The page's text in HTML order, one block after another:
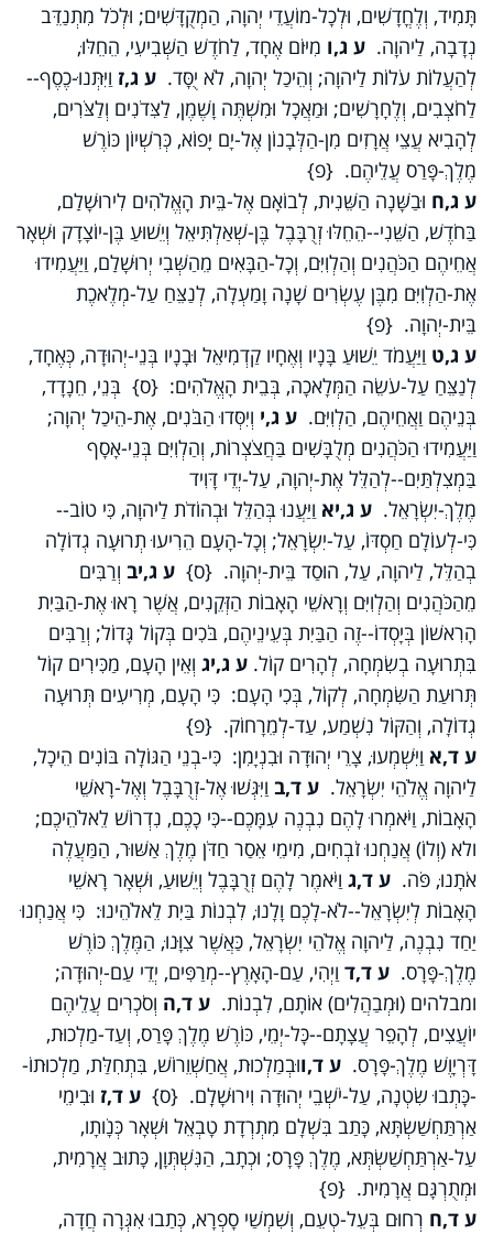
תָּמִיד, וְלֶחֳדָשִׁים, וּלְכָל-מוֹעֲדֵי יְהוָה, הַמְקֻדָּשִׁים; וּלְכֹל מִתְנַדֵּב
נְדָבָה, לַיהוָה. ע ג,ו מִיּוֹם אֶחָד, לַחֹדֶשׁ הַשְּׁבִיעִי, הֵחֵלּוּ,
לְהַעֲלוֹת עֹלוֹת לַיהוָה; וְהֵיכַל יְהוָה, לֹא יֻסָּד. ע ג,ז וַיִּתְּנוּ-כֶסֶף--
לַחֹצְבִים, וְלֶחָרָשִׁים; וּמַאֲכָל וּמִשְׁתֶּה וָשֶׁמֶן, לַצִּדֹנִים וְלַצֹּרִים,
לְהָבִיא עֲצֵי אֲרָזִים מִן-הַלְּבָנוֹן אֶל-יָם יָפוֹא, כְּרִשְׁיוֹן כּוֹרֶשׁ
מֶלֶךְ-פָּרַס עֲלֵיהֶם. {פ}
ע ג,ח וּבַשָּׁנָה הַשֵּׁנִית, לְבוֹאָם אֶל-בֵּית הָאֱלֹהִים לִירוּשָׁלִַם,
בַּחֹדֶשׁ, הַשֵּׁנִי--הֵחֵלּוּ זְרֻבָּבֶל בֶּן-שְׁאַלְתִּיאֵל וְיֵשׁוּעַ בֶּן-יוֹצָדָק וּשְׁאָר
אֲחֵיהֶם הַכֹּהֲנִים וְהַלְוִיִּם, וְכָל-הַבָּאִים מֵהַשְּׁבִי יְרוּשָׁלִַם, וַיַּעֲמִידוּ
אֶת-הַלְוִיִּם מִבֶּן עֶשְׂרִים שָׁנָה וָמַעְלָה, לְנַצֵּחַ עַל-מְלֶאכֶת
בֵּית-יְהוָה. {פ}
ע ג,ט וַיַּעֲמֹד יֵשׁוּעַ בָּנָיו וְאֶחָיו קַדְמִיאֵל וּבָנָיו בְּנֵי-יְהוּדָה, כְּאֶחָד,
לְנַצֵּחַ עַל-עֹשֵׂה הַמְּלָאכָה, בְּבֵית הָאֱלֹהִים: {ס} בְּנֵי, חֵנָדָד,
בְּנֵיהֶם וַאֲחֵיהֶם, הַלְוִיִּם. ע ג,י וְיִסְּדוּ הַבֹּנִים, אֶת-הֵיכַל יְהוָה;
וַיַּעֲמִידוּ הַכֹּהֲנִים מְלֻבָּשִׁים בַּחֲצֹצְרוֹת, וְהַלְוִיִּם בְּנֵי-אָסָף
בַּמְצִלְתַּיִם--לְהַלֵּל אֶת-יְהוָה, עַל-יְדֵי דָּוִיד
מֶלֶךְ-יִשְׂרָאֵל. ע ג,יא וַיַּעֲנוּ בְּהַלֵּל וּבְהוֹדֹת לַיהוָה, כִּי טוֹב--
כִּי-לְעוֹלָם חַסְדּוֹ, עַל-יִשְׂרָאֵל; וְכָל-הָעָם הֵרִיעוּ תְרוּעָה גְדוֹלָה
בְהַלֵּל, לַיהוָה, עַל, הוּסַד בֵּית-יְהוָה. {ס} ע ג,יב וְרַבִּים
מֵהַכֹּהֲנִים וְהַלְוִיִּם וְרָאשֵׁי הָאָבוֹת הַזְּקֵנִים, אֲשֶׁר רָאוּ אֶת-הַבַּיִת
הָרִאשׁוֹן בְּיָסְדוֹ--זֶה הַבַּיִת בְּעֵינֵיהֶם, בֹּכִים בְּקוֹל גָּדוֹל; וְרַבִּים
בִּתְרוּעָה בְשִׂמְחָה, לְהָרִים קוֹל. ע ג,יג וְאֵין הָעָם, מַכִּירִים קוֹל
תְּרוּעַת הַשִּׂמְחָה, לְקוֹל, בְּכִי הָעָם: כִּי הָעָם, מְרִיעִים תְּרוּעָה
גְדוֹלָה, וְהַקּוֹל נִשְׁמַע, עַד-לְמֵרָחוֹק. {פ}
ע ד,א וַיִּשְׁמְעוּ, צָרֵי יְהוּדָה וּבִנְיָמִן: כִּי-בְנֵי הַגּוֹלָה בּוֹנִים הֵיכָל,
לַיהוָה אֱלֹהֵי יִשְׂרָאֵל. ע ד,ב וַיִּגְּשׁוּ אֶל-זְרֻבָּבֶל וְאֶל-רָאשֵׁי
הָאָבוֹת, וַיֹּאמְרוּ לָהֶם נִבְנֶה עִמָּכֶם--כִּי כָכֶם, נִדְרוֹשׁ לֵאלֹהֵיכֶם;
ולא (וְלוֹ) אֲנַחְנוּ זֹבְחִים, מִימֵי אֵסַר חַדֹּן מֶלֶךְ אַשּׁוּר, הַמַּעֲלֶה
אֹתָנוּ, פֹּה. ע ד,ג וַיֹּאמֶר לָהֶם זְרֻבָּבֶל וְיֵשׁוּעַ, וּשְׁאָר רָאשֵׁי
הָאָבוֹת לְיִשְׂרָאֵל--לֹא-לָכֶם וָלָנוּ, לִבְנוֹת בַּיִת לֵאלֹהֵינוּ: כִּי אֲנַחְנוּ
יַחַד נִבְנֶה, לַיהוָה אֱלֹהֵי יִשְׂרָאֵל, כַּאֲשֶׁר צִוָּנוּ, הַמֶּלֶךְ כּוֹרֶשׁ
מֶלֶךְ-פָּרָס. ע ד,ד וַיְהִי, עַם-הָאָרֶץ--מְרַפִּים, יְדֵי עַם-יְהוּדָה;
ומבלהים (וּמְבַהֲלִים) אוֹתָם, לִבְנוֹת. ע ד,ה וְסֹכְרִים עֲלֵיהֶם
יוֹעֲצִים, לְהָפֵר עֲצָתָם--כָּל-יְמֵי, כּוֹרֶשׁ מֶלֶךְ פָּרַס, וְעַד-מַלְכוּת,
דָּרְיָוֶשׁ מֶלֶךְ-פָּרָס. ע ד,ווּבְמַלְכוּת, אֲחַשְׁוֵרוֹשׁ, בִּתְחִלַּת, מַלְכוּתוֹ-
-כָּתְבוּ שִׂטְנָה, עַל-יֹשְׁבֵי יְהוּדָה וִירוּשָׁלִָם. {ס} ע ד,ז וּבִימֵי
אַרְתַּחְשַׁשְׂתָּא, כָּתַב בִּשְׁלָם מִתְרְדָת טָבְאֵל וּשְׁאָר כְּנָו‍ֹתָו,
עַל-אַרְתַּחְשַׁשְׂתְּא, מֶלֶךְ פָּרָס; וּכְתָב, הַנִּשְׁתְּוָן, כָּתוּב אֲרָמִית,
וּמְתֻרְגָּם אֲרָמִית. {פ}
ע ד,ח רְחוּם בְּעֵל-טְעֵם, וְשִׁמְשַׁי סָפְרָא, כְּתַבוּ אִגְּרָה חֲדָה,